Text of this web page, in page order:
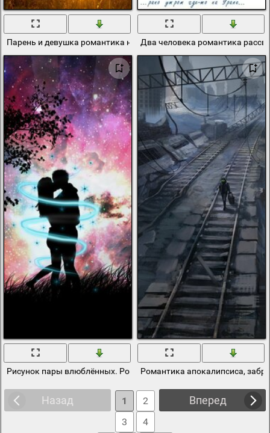
Парень и девушка романтика на закатеДва человека романтика
Рисунок пары влюблённых. РомантикаРомантика апокалипсиса,
Назад Вперед
1
2
3
4